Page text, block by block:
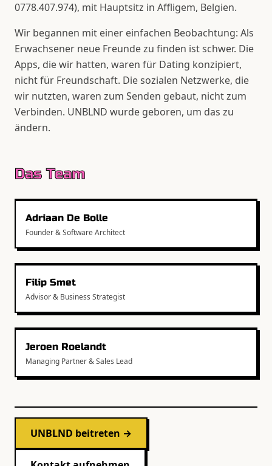
0778.407.974), mit Hauptsitz in Affligem, Belgien.
Wir begannen mit einer einfachen Beobachtung: Als
Erwachsener neue Freunde zu finden ist schwer. Die
Apps, die wir hatten, waren für Dating konzipiert,
nicht für Freundschaft. Die sozialen Netzwerke, die
wir nutzten, waren zum Senden gebaut, nicht zum
Verbinden. UNBLND wurde geboren, um das zu
ändern.
Das Team
Adriaan De Bolle
Founder & Software Architect
Filip Smet
Advisor & Business Strategist
Jeroen Roelandt
Managing Partner & Sales Lead
UNBLND beitreten →